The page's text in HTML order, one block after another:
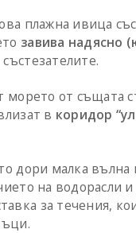
плажна ивица
завива надясно
морето от
в коридор
дори малка
на
за течения,